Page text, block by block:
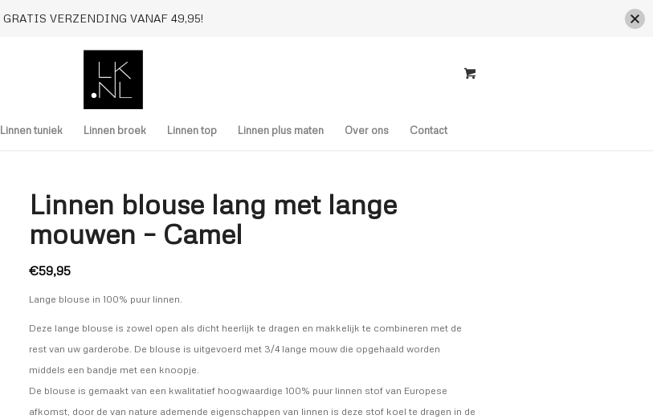
Linnen tuniek Linnen broek Linnen top Linnen plus maten Over ons Contact
Linnen blouse lang met lange
mouwen – Camel
€59,95
Lange blouse in 100% puur linnen.
Deze lange blouse is zowel open als dicht heerlijk te dragen en makkelijk te combineren met de
rest van uw garderobe. De blouse is uitgevoerd met 3/4 lange mouw die opgehaald worden
middels een bandje met een knoopje.
De blouse is gemaakt van een kwalitatief hoogwaardige 100% puur linnen stof van Europese
afkomst, door de van nature ademende eigenschappen van linnen is deze stof koel te dragen in de
GRATIS VERZENDING VANAF 49,95!